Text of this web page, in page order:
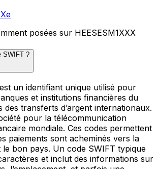
posées sur HEESESM1XXX
SWIFT ?
un identifiant unique utilisé pour
et institutions financières du
des transferts d’argent internationaux.
pour la télécommunication
mondiale. Ces codes permettent
paiements sont acheminés vers la
bon pays. Un code SWIFT typique
et inclut des informations sur